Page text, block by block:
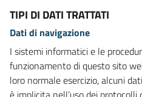
TIPI DI DATI TRATTATI
Dati di navigazione
I sistemi informatici e le
funzionamento di questo sito
loro normale esercizio, alcuni